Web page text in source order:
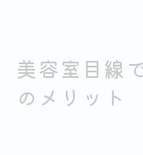
美容室目線
のメリット